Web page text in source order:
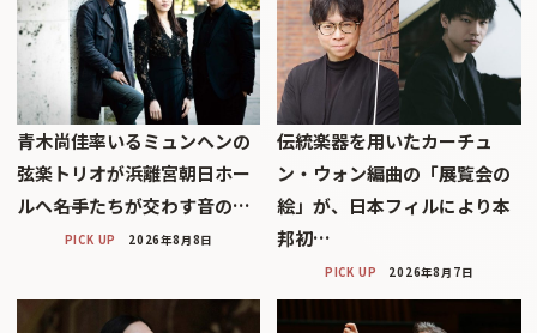
青木尚佳率いるミュンヘンの
弦楽トリオが浜離宮朝日ホー
ルへ――名手たちが交わす音の…
PICK UP 2026年8月8日
伝統楽器を用いたカーチュ
ン・ウォン編曲の「展覧会の
絵」が、日本フィルにより本
邦初…
PICK UP 2026年8月7日